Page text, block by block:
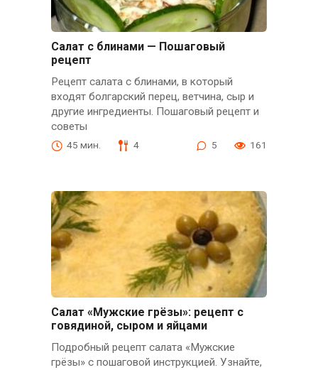
Салат с блинами — Пошаговый
рецепт
Рецепт салата с блинами, в который
входят болгарский перец, ветчина, сыр и
другие ингредиенты. Пошаговый рецепт и
советы
45 мин. 4 5 161
Салат «Мужские грёзы»: рецепт с
говядиной, сыром и яйцами
Подробный рецепт салата «Мужские
грёзы» с пошаговой инструкцией. Узнайте,